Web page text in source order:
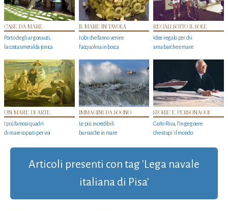
CASE DA MARE
Porto degli argonauti,
la costa smeralda jonica
IL MARE IN TAVOLA
I cibi che fanno venire
l’acquolina in bocca
REGALI SOTTO IL SOLE
Idee regalo per chi
ama barche e mare
UN MARE DI ARTE
I più famosi quadri
di mare copiati per voi
IMMAGINI DA SOGNO
Le più incredibili
burrasche in mare
STORIE E PERSONAGGI
Carlo Riva, l’ingegnere
che stupi' il mondo
Articoli presenti con tag 'Lega navale
italiana di Pisa'